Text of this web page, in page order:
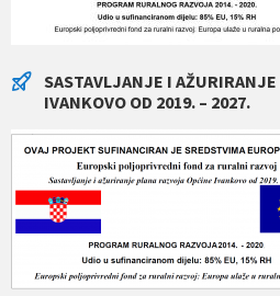
SASTAVLJANJE I
IVANKOVO OD 2019. – 2027.